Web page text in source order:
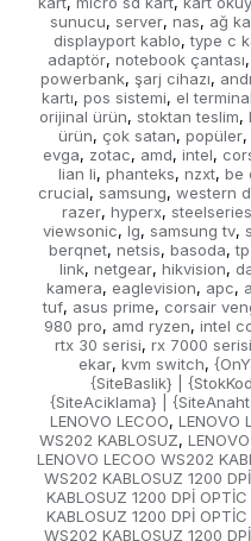
sunucu, server, nas, ağ
displayport kablo, type c
adaptör, notebook çantası,
powerbank, şarj cihazı,
kartı, pos sistemi, el
orijinal ürün, stoktan teslim,
ürün, çok satan, popüler,
evga, zotac, amd, intel,
lian li, phanteks, nzxt, be
crucial, samsung, western
razer, hyperx, steelseries
viewsonic, lg, samsung tv,
berqnet, netsis, basoda,
link, netgear, hikvision,
kamera, eaglevision, apc,
tuf, asus prime, corsair
980 pro, amd ryzen, intel
rtx 30 serisi, rx 7000 serisi
ekar, kvm switch,
{SiteBaslik} |
{SiteAciklama} |
LENOVO LECOO, LENOVO
WS202 KABLOSUZ,
LENOVO LECOO WS202
WS202 KABLOSUZ 1200
KABLOSUZ 1200 DPİ OPTİC
KABLOSUZ 1200 DPİ OPTİC
WS202 KABLOSUZ 1200